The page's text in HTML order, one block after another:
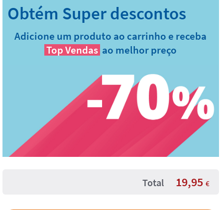
Adicione um produto ao carrinho e receba
Top Vendas ao melhor preço
Total 19,95 €